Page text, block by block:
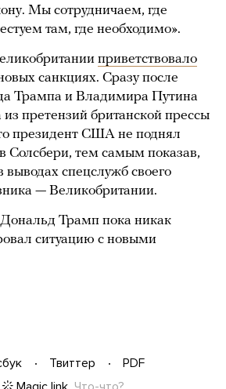
Мы сотрудничаем, где
там, где необходимо».
приветствовало
санкциях. Сразу после
Трампа и Владимира Путина
претензий британской прессы
президент США не поднял
Солсбери, тем самым показав,
выводах спецслужб своего
— Великобритании.
Трамп пока никак
ситуацию с новыми
Твиттер
PDF